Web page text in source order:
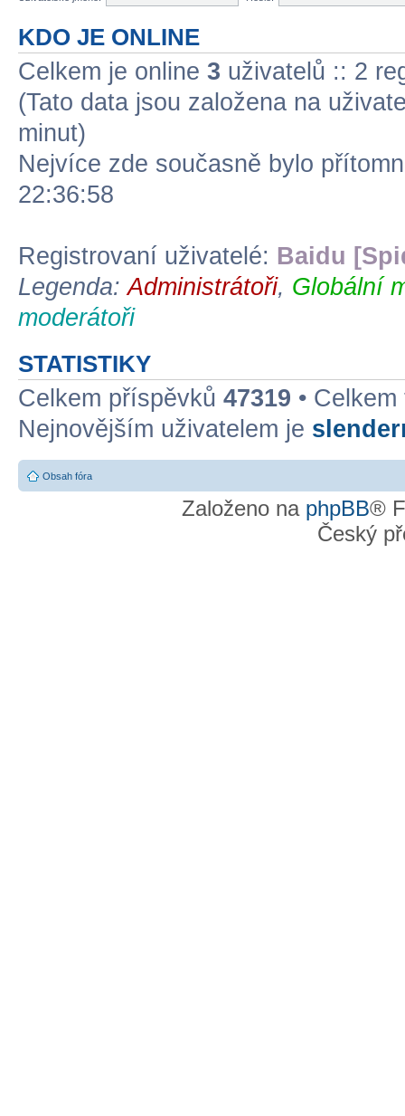
KDO JE ONLINE
Celkem je online 3 uživatelů :: 2
(Tato data jsou založena na
minut)
Nejvíce zde současně bylo
22:36:58
Registrovaní uživatelé: Baidu
Legenda:Administrátoři, Globální
moderátoři
STATISTIKY
Celkem příspěvků 47319 •
Nejnovějším uživatelem je
Obsah fóra
Založeno na phpBB®
Český